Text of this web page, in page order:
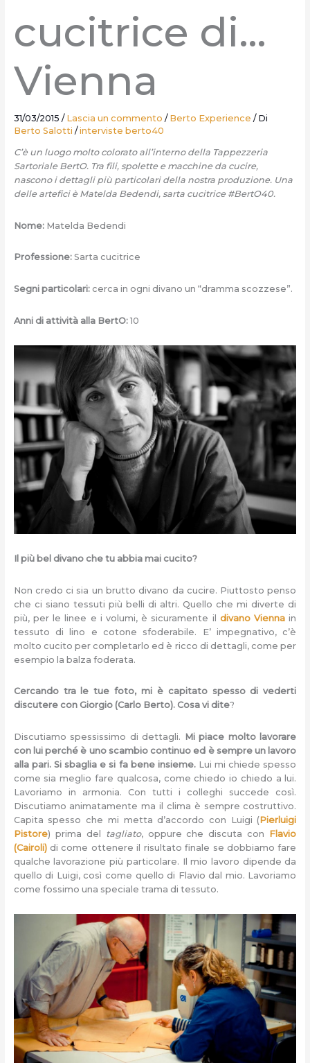
cucitrice di…
Vienna
31/03/2015 / Lascia un commento / Berto Experience / Di
Berto Salotti /interviste berto40
C’è un luogo molto colorato all’interno della Tappezzeria
Sartoriale BertO. Tra fili, spolette e macchine da cucire,
nascono i dettagli più particolari della nostra produzione. Una
delle artefici è Matelda Bedendi, sarta cucitrice #BertO40.
Nome:Matelda Bedendi
Professione:Sarta cucitrice
Segni particolari:cerca in ogni divano un “dramma scozzese”.
Anni di attività alla BertO:10
Il più bel divano che tu abbia mai cucito?
Non credo ci sia un brutto divano da cucire. Piuttosto penso
che ci siano tessuti più belli di altri. Quello che mi diverte di
più, per le linee e i volumi, è sicuramente il divano Vienna in
tessuto di lino e cotone sfoderabile. E’ impegnativo, c’è
molto cucito per completarlo ed è ricco di dettagli, come per
esempio la balza foderata.
Cercando tra le tue foto, mi è capitato spesso di vederti
discutere con Giorgio (Carlo Berto). Cosa vi dite?
Discutiamo spessissimo di dettagli. Mi piace molto lavorare
con lui perché è uno scambio continuo ed è sempre un lavoro
alla pari. Si sbaglia e si fa bene insieme.Lui mi chiede spesso
come sia meglio fare qualcosa, come chiedo io chiedo a lui.
Lavoriamo in armonia. Con tutti i colleghi succede così.
Discutiamo animatamente ma il clima è sempre costruttivo.
Capita spesso che mi metta d’accordo con Luigi (Pierluigi
Pistore) prima del tagliato, oppure che discuta con Flavio
(Cairoli)di come ottenere il risultato finale se dobbiamo fare
qualche lavorazione più particolare. Il mio lavoro dipende da
quello di Luigi, così come quello di Flavio dal mio. Lavoriamo
come fossimo una speciale trama di tessuto.